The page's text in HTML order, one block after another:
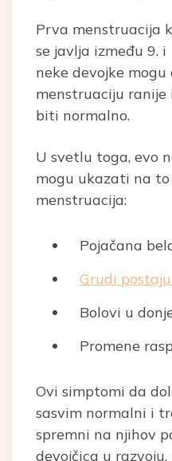
Prva menstruacija
se javlja između 9.
neke devojke
menstruaciju ranije
biti normalno.
U svetlu toga, evo
mogu ukazati na
menstruacija:
Pojačana
Grudi
Bolovi u
Promene
Ovi simptomi da
sasvim normalni i
spremni na njihov
devojčica u razvoju.